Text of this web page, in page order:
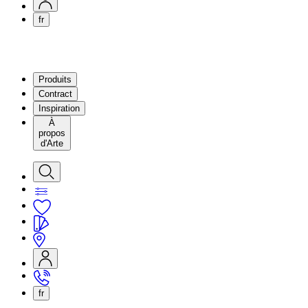
fr
Produits
Contract
Inspiration
À
propos
d'Arte
fr